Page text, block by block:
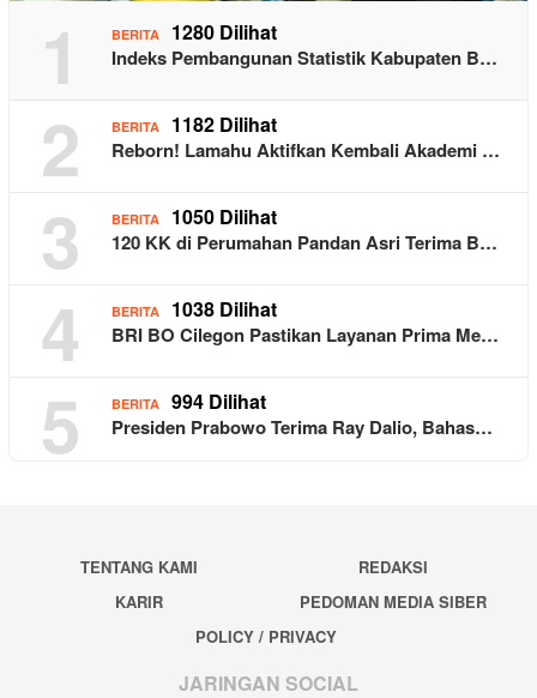
1 BERITA 1280 Dilihat
Indeks Pembangunan Statistik Kabupaten B…
2 BERITA 1182 Dilihat
Reborn! Lamahu Aktifkan Kembali Akademi …
3 BERITA 1050 Dilihat
120 KK di Perumahan Pandan Asri Terima B…
4 BERITA 1038 Dilihat
BRI BO Cilegon Pastikan Layanan Prima Me…
5 BERITA 994 Dilihat
Presiden Prabowo Terima Ray Dalio, Bahas…
TENTANG KAMI
REDAKSI
KARIR
PEDOMAN MEDIA SIBER
POLICY / PRIVACY
JARINGAN SOCIAL